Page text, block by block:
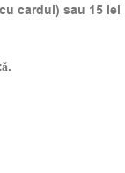
cardul) sau 15 lei